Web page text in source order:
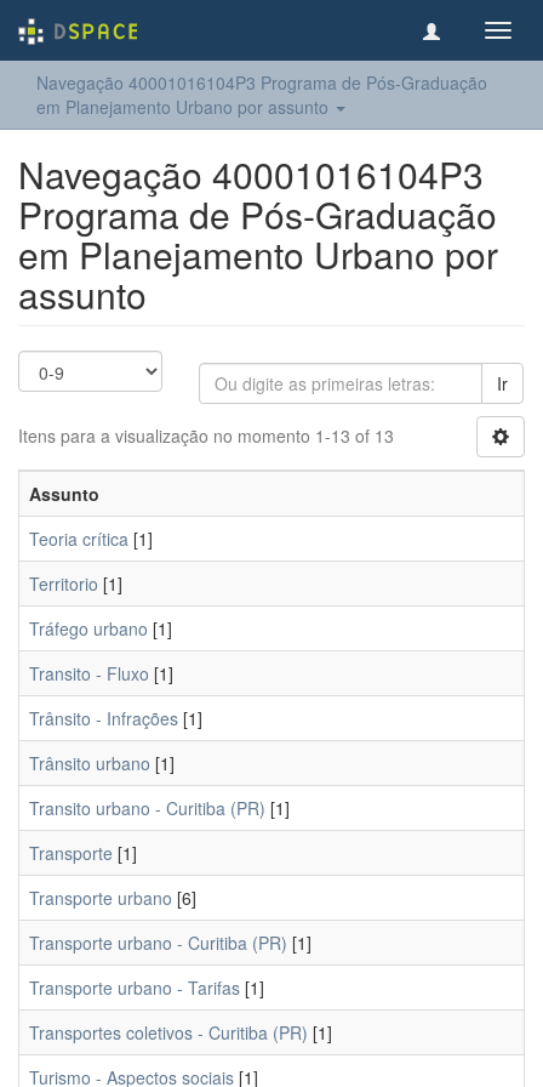
Navegação 40001016104P3 Programa de Pós-Graduação
em Planejamento Urbano por assunto
Navegação 40001016104P3
Programa de Pós-Graduação
em Planejamento Urbano por
assunto
Ir
Itens para a visualização no momento 1-13 of 13
Assunto
Teoria crítica [1]
Territorio [1]
Tráfego urbano [1]
Transito - Fluxo [1]
Trânsito - Infrações [1]
Trânsito urbano [1]
Transito urbano - Curitiba (PR) [1]
Transporte [1]
Transporte urbano [6]
Transporte urbano - Curitiba (PR) [1]
Transporte urbano - Tarifas [1]
Transportes coletivos - Curitiba (PR) [1]
Turismo - Aspectos sociais [1]